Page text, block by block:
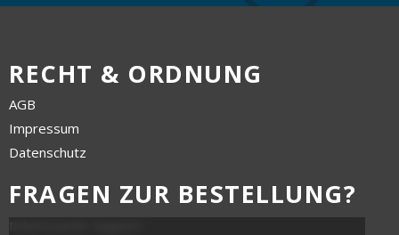
RECHT & ORDNUNG
AGB
Impressum
Datenschutz
FRAGEN ZUR BESTELLUNG?